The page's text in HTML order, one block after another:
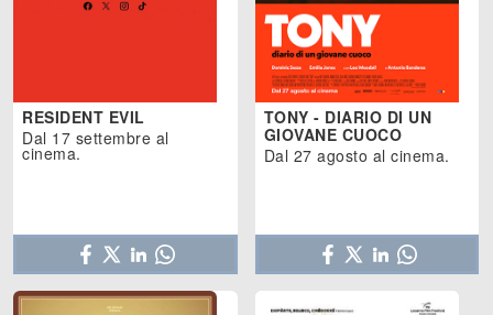
RESIDENT EVIL
Dal 17 settembre al
cinema.
TONY - DIARIO DI UN
GIOVANE CUOCO
Dal 27 agosto al cinema.